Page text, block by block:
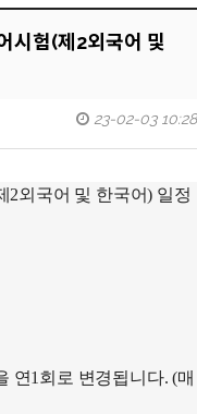
시험(제2외국어 및
23-02-03 10:28
2외국어 및 한국어) 일정
연1 회로 변경됩니다. (매